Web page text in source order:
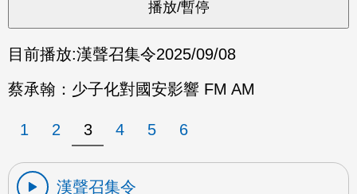
目前播放:漢聲召集令2025/09/08
蔡承翰：少子化對國安影響 FM AM
1 2 3 4 5 6
漢聲召集令